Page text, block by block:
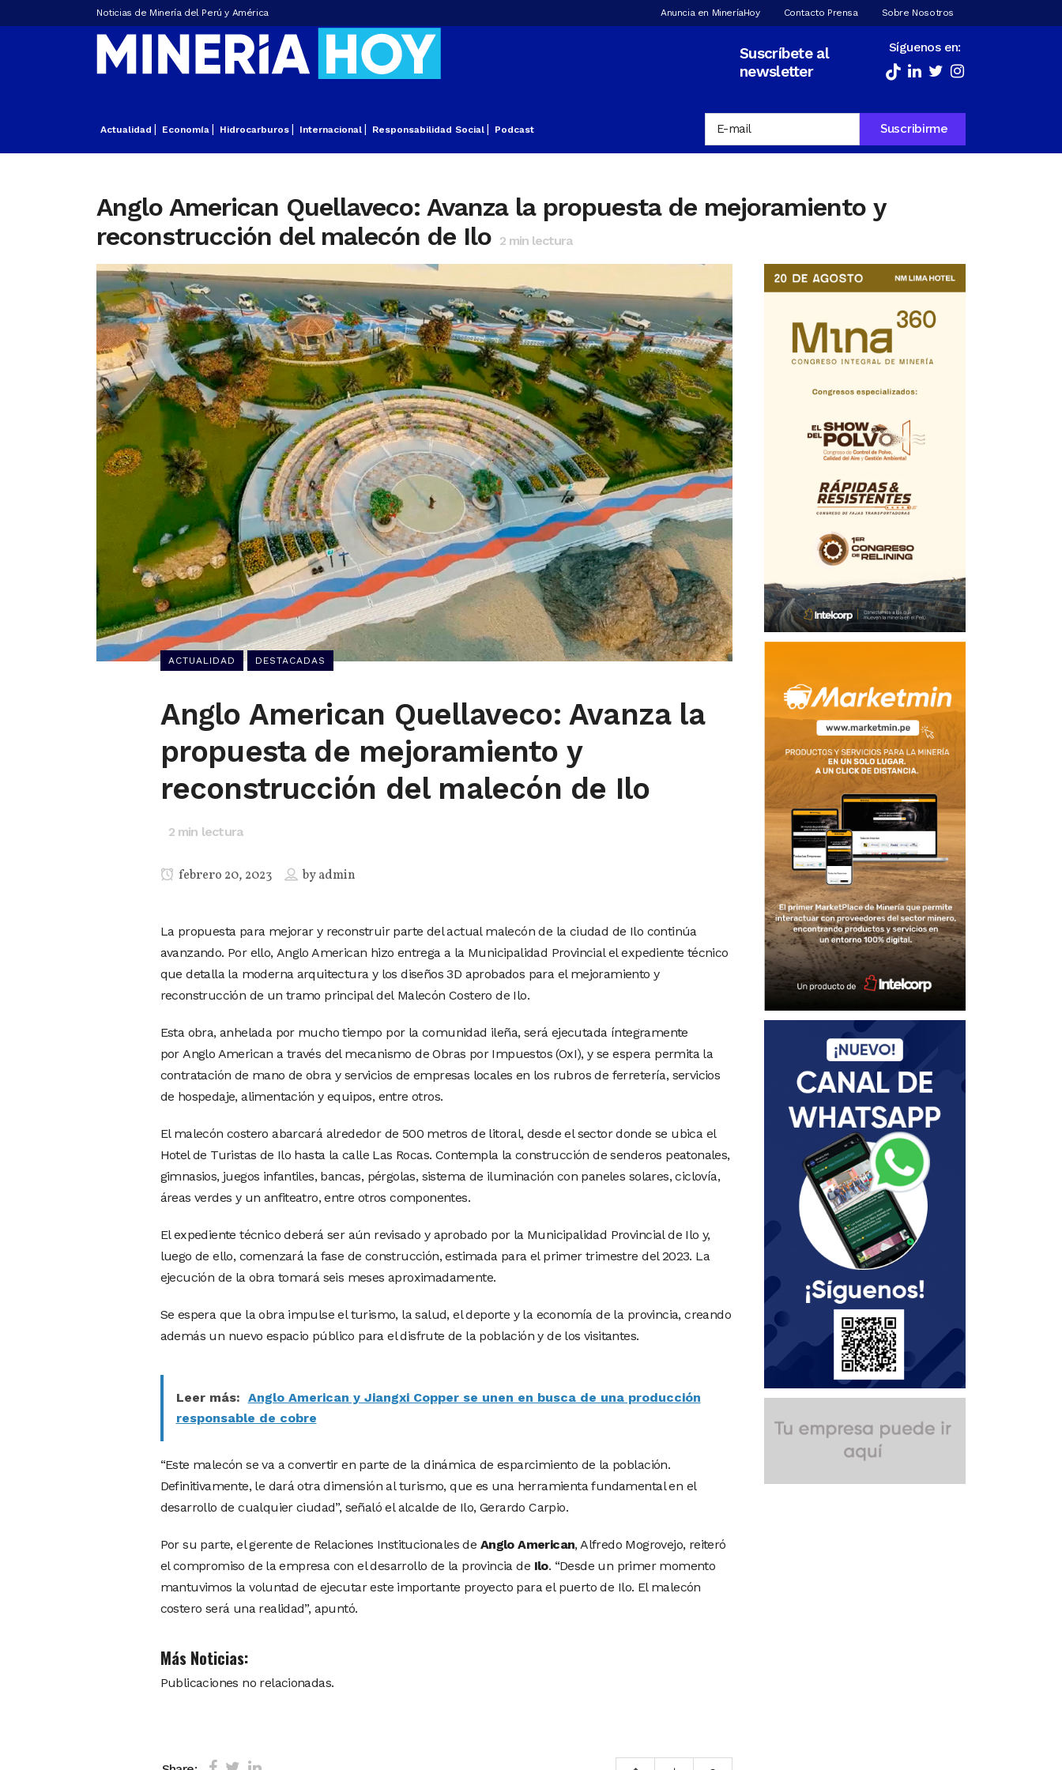
Noticias de Minería del Perú y América Anuncia en MineríaHoy Contacto Prensa Sobre Nosotros
Suscríbete al
newsletter
Síguenos en:
Actualidad Economía Hidrocarburos Internacional Responsabilidad Social Podcast
Anglo American Quellaveco: Avanza la propuesta de mejoramiento y
reconstrucción del malecón de Ilo 2 min lectura
ACTUALIDAD DESTACADAS
Anglo American Quellaveco: Avanza la
propuesta de mejoramiento y
reconstrucción del malecón de Ilo
2min lectura
febrero 20, 2023 byadmin
La propuesta para mejorar y reconstruir parte del actual malecón de la ciudad de Ilo continúa
avanzando. Por ello, Anglo American hizo entrega a la Municipalidad Provincial el expediente técnico
que detalla la moderna arquitectura y los diseños 3D aprobados para el mejoramiento y
reconstrucción de un tramo principal del Malecón Costero de Ilo.
Esta obra, anhelada por mucho tiempo por la comunidad ileña, será ejecutada íntegramente
por Anglo American a través del mecanismo de Obras por Impuestos (OxI), y se espera permita la
contratación de mano de obra y servicios de empresas locales en los rubros de ferretería, servicios
de hospedaje, alimentación y equipos, entre otros.
El malecón costero abarcará alrededor de 500 metros de litoral, desde el sector donde se ubica el
Hotel de Turistas de Ilo hasta la calle Las Rocas. Contempla la construcción de senderos peatonales,
gimnasios, juegos infantiles, bancas, pérgolas, sistema de iluminación con paneles solares, ciclovía,
áreas verdes y un anfiteatro, entre otros componentes.
El expediente técnico deberá ser aún revisado y aprobado por la Municipalidad Provincial de Ilo y,
luego de ello, comenzará la fase de construcción, estimada para el primer trimestre del 2023. La
ejecución de la obra tomará seis meses aproximadamente.
Se espera que la obra impulse el turismo, la salud, el deporte y la economía de la provincia, creando
además un nuevo espacio público para el disfrute de la población y de los visitantes.
Leer más: Anglo American y Jiangxi Copper se unen en busca de una producción
responsable de cobre
“Este malecón se va a convertir en parte de la dinámica de esparcimiento de la población.
Definitivamente, le dará otra dimensión al turismo, que es una herramienta fundamental en el
desarrollo de cualquier ciudad”, señaló el alcalde de Ilo, Gerardo Carpio.
Por su parte, el gerente de Relaciones Institucionales de Anglo American, Alfredo Mogrovejo, reiteró
el compromiso de la empresa con el desarrollo de la provincia de Ilo. “Desde un primer momento
mantuvimos la voluntad de ejecutar este importante proyecto para el puerto de Ilo. El malecón
costero será una realidad”, apuntó.
Más Noticias:
Publicaciones no relacionadas.